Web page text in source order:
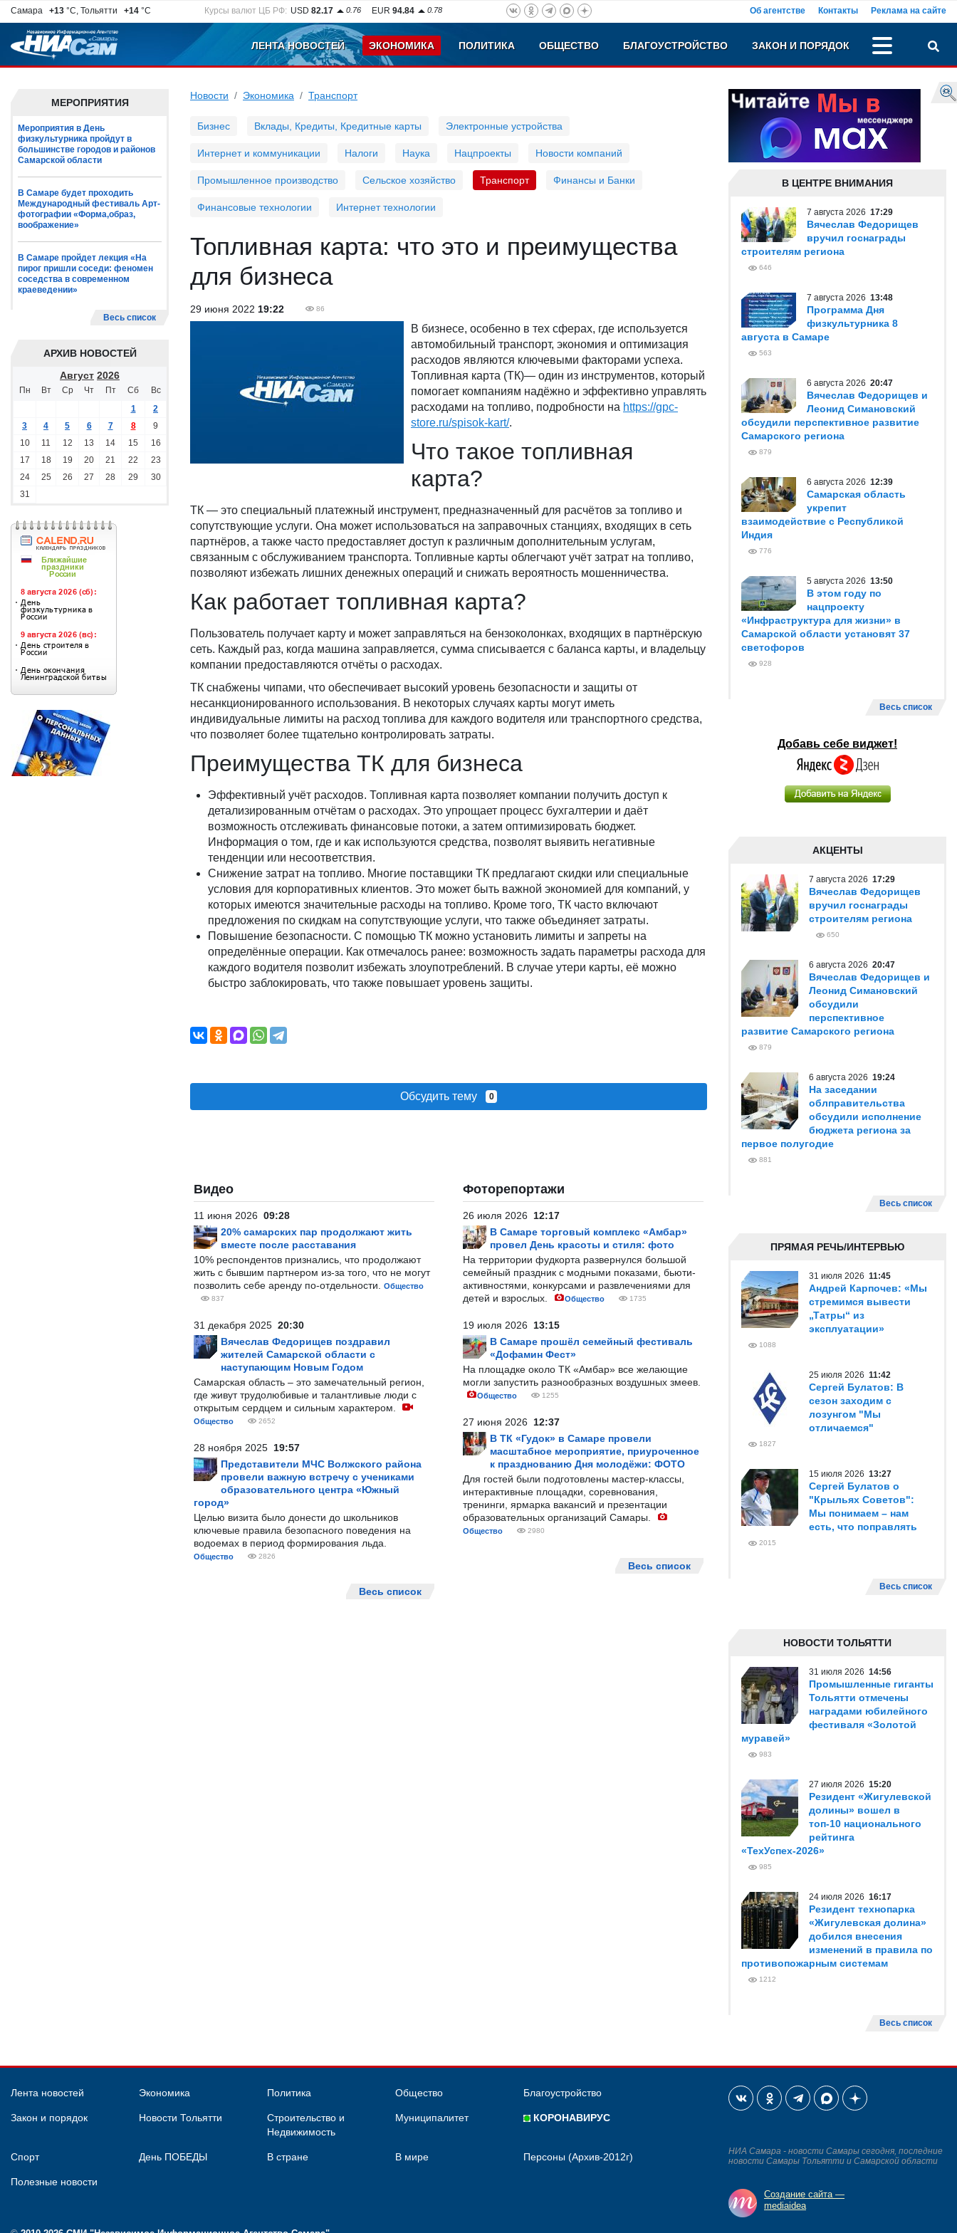
Самара +13 °C, Тольятти +14 °C Курсы валют ЦБ РФ: USD 82.17 0.76 EUR 94.84 0.78 Об агентстве Контакты Реклама на сайте
ЛЕНТА НОВОСТЕЙ ЭКОНОМИКА ПОЛИТИКА ОБЩЕСТВО БЛАГОУСТРОЙСТВО ЗАКОН И ПОРЯДОК
МЕРОПРИЯТИЯ
Мероприятия в День
физкультурника пройдут в
большинстве городов и районов
Самарской области
В Самаре будет проходить
Международный фестиваль Арт-
фотографии «Форма,образ,
воображение»
В Самаре пройдет лекция «На
пирог пришли соседи: феномен
соседства в современном
краеведении»
Весь список
АРХИВ НОВОСТЕЙ
Август 2026
Пн Вт Ср Чт Пт Сб
Вс
1
2
3
4 5 6 7 8
9
10
11 12 13 14 15
16
17
18 19 20 21 22
23
24
25 26 27 28 29
30
31
Новости Экономика Транспорт
Бизнес Вклады, Кредиты, Кредитные карты Электронные устройства
Интернет и коммуникации Налоги Наука Нацпроекты Новости компаний
Промышленное производство Сельское хозяйство Транспорт Финансы и Банки
Финансовые технологии Интернет технологии
Топливная карта: что это и преимущества
для бизнеса
29 июня 2022 19:22 86
В бизнесе, особенно в тех сферах, где используется
автомобильный транспорт, экономия и оптимизация
расходов являются ключевыми факторами успеха.
Топливная карта (ТК)— один из инструментов, который
помогает компаниям надёжно и эффективно управлять
расходами на топливо, подробности на https://gpc-
store.ru/spisok-kart/.
Что такое топливная
карта?
ТК — это специальный платежный инструмент, предназначенный для расчётов за топливо и
сопутствующие услуги. Она может использоваться на заправочных станциях, входящих в сеть
партнёров, а также часто предоставляет доступ к различным дополнительным услугам,
связанным с обслуживанием транспорта. Топливные карты облегчают учёт затрат на топливо,
позволяют избежать лишних денежных операций и снижать вероятность мошенничества.
Как работает топливная карта?
Пользователь получает карту и может заправляться на бензоколонках, входящих в партнёрскую
сеть. Каждый раз, когда машина заправляется, сумма списывается с баланса карты, и владельцу
компании предоставляются отчёты о расходах.
ТК снабжены чипами, что обеспечивает высокий уровень безопасности и защиты от
несанкционированного использования. В некоторых случаях карты могут иметь
индивидуальные лимиты на расход топлива для каждого водителя или транспортного средства,
что позволяет более тщательно контролировать затраты.
Преимущества ТК для бизнеса
Эффективный учёт расходов. Топливная карта позволяет компании получить доступ к
детализированным отчётам о расходах. Это упрощает процесс бухгалтерии и даёт
возможность отслеживать финансовые потоки, а затем оптимизировать бюджет.
Информация о том, где и как используются средства, позволят выявить негативные
тенденции или несоответствия.
Снижение затрат на топливо. Многие поставщики ТК предлагают скидки или специальные
условия для корпоративных клиентов. Это может быть важной экономией для компаний, у
которых имеются значительные расходы на топливо. Кроме того, ТК часто включают
предложения по скидкам на сопутствующие услуги, что также объединяет затраты.
Повышение безопасности. С помощью ТК можно установить лимиты и запреты на
определённые операции. Как отмечалось ранее: возможность задать параметры расхода для
каждого водителя позволит избежать злоупотреблений. В случае утери карты, её можно
быстро заблокировать, что также повышает уровень защиты.
Обсудить тему 0
Видео
11 июня 2026 09:28
20% самарских пар продолжают жить
вместе после расставания
10% респондентов признались, что продолжают
жить с бывшим партнером из-за того, что не могут
позволить себе аренду по-отдельности.
Общество
837
31 декабря 2025 20:30
Вячеслав Федорищев поздравил
жителей Самарской области с
наступающим Новым Годом
Самарская область – это замечательный регион,
где живут трудолюбивые и талантливые люди с
открытым сердцем и сильным характером.
Общество 2652
28 ноября 2025 19:57
Представители МЧС Волжского района
провели важную встречу с учениками
образовательного центра «Южный
город»
Целью визита было донести до школьников
ключевые правила безопасного поведения на
водоемах в период формирования льда.
Общество 2826
Весь список
Фоторепортажи
26 июля 2026 12:17
В Самаре торговый комплекс «Амбар»
провел День красоты и стиля: фото
На территории фудкорта развернулся большой
семейный праздник с модными показами, бьюти-
активностями, конкурсами и развлечениями для
детей и взрослых.
Общество 1735
19 июля 2026 13:15
В Самаре прошёл семейный фестиваль
«Дофамин Фест»
На площадке около ТК «Амбар» все желающие
могли запустить разнообразных воздушных змеев.
Общество 1255
27 июня 2026 12:37
В ТК «Гудок» в Самаре провели
масштабное мероприятие, приуроченное
к празднованию Дня молодёжи: ФОТО
Для гостей были подготовлены мастер-классы,
интерактивные площадки, соревнования,
тренинги, ярмарка вакансий и презентации
образовательных организаций Самары.
Общество 2980
Весь список
В ЦЕНТРЕ ВНИМАНИЯ
7 августа 2026 17:29
Вячеслав Федорищев
вручил госнаграды
строителям региона
646
7 августа 2026 13:48
Программа Дня
физкультурника 8
августа в Самаре
563
6 августа 2026 20:47
Вячеслав Федорищев и
Леонид Симановский
обсудили перспективное развитие
Самарского региона
879
6 августа 2026 12:39
Самарская область
укрепит
взаимодействие с Республикой
Индия
776
5 августа 2026 13:50
В этом году по
нацпроекту
«Инфраструктура для жизни» в
Самарской области установят 37
светофоров
928
Весь список
Добавь себе виджет!
АКЦЕНТЫ
7 августа 2026 17:29
Вячеслав Федорищев
вручил госнаграды
строителям региона
650
6 августа 2026 20:47
Вячеслав Федорищев и
Леонид Симановский
обсудили
перспективное
развитие Самарского региона
879
6 августа 2026 19:24
На заседании
облправительства
обсудили исполнение
бюджета региона за
первое полугодие
881
Весь список
ПРЯМАЯ РЕЧЬ/ИНТЕРВЬЮ
31 июля 2026 11:45
Андрей Карпочев: «Мы
стремимся вывести
„Татры“ из
эксплуатации»
1088
25 июля 2026 11:42
Сергей Булатов: В
сезон заходим с
лозунгом "Мы
отличаемся"
1827
15 июля 2026 13:27
Сергей Булатов о
"Крыльях Советов":
Мы понимаем – нам
есть, что поправлять
2015
Весь список
НОВОСТИ ТОЛЬЯТТИ
31 июля 2026 14:56
Промышленные гиганты
Тольятти отмечены
наградами юбилейного
фестиваля «Золотой
муравей»
983
27 июля 2026 15:20
Резидент «Жигулевской
долины» вошел в
топ-10 национального
рейтинга
«ТехУспех-2026»
985
24 июля 2026 16:17
Резидент технопарка
«Жигулевская долина»
добился внесения
изменений в правила по
противопожарным системам
1212
Весь список
Лента новостей Экономика Политика Общество Благоустройство
Закон и порядок Новости Тольятти
Строительство и
Недвижимость
Муниципалитет КОРОНАВИРУС
Спорт День ПОБЕДЫ В стране В мире Персоны (Архив-2012г)
Полезные новости
НИА Самара - новости Самары сегодня, последние
новости Самары Тольятти и Самарской области
Создание сайта —
mediaidea